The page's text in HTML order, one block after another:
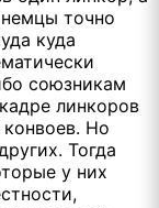
точно
куда
союзникам
линкоров
конвоев. Но
Тогда
у них